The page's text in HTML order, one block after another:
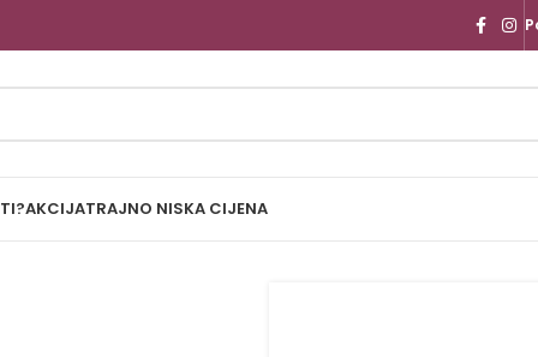
AKCIJATRAJNO NISKA CIJENA